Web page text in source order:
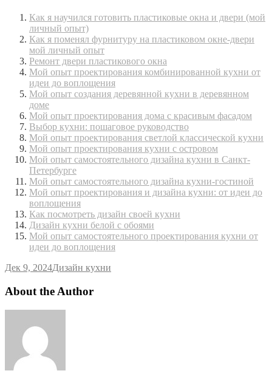
Как я научился готовить пластиковые окна и двери (мой
личный опыт)
Как я поменял фурнитуру на пластиковом окне-двери
мой личный опыт
Ремонт двери пластикового окна
Мой опыт проектирования комбинированной кухни от
идеи до воплощения
Мой опыт создания деревянной кухни в деревянном
доме
Мой опыт проектирования дома с красивым фасадом
Выбор кухни: пошаговое руководство
Мой опыт проектирования светлой классической кухни
Мой опыт проектирования кухни с островом
Мой опыт самостоятельного дизайна кухни в Санкт-
Петербурге
Мой опыт самостоятельного дизайна кухни-гостиной
Мой опыт проектирования и дизайна кухни: от идеи до
воплощения
Как посмотреть дизайн своей кухни
Дизайн кухни белой с обоями
Мой опыт самостоятельного проектирования кухни от
идеи до воплощения
Дек 9, 2024Дизайн кухни
About the Author